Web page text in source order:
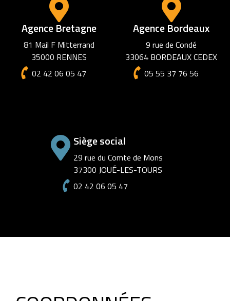
Agence Bretagne
81 Mail F Mitterrand
35000 RENNES
02 42 06 05 47
Agence Bordeaux
9 rue de Condé
33064 BORDEAUX CEDEX
05 55 37 76 56
Siège social
29 rue du Comte de Mons
37300 JOUÉ-LES-TOURS
02 42 06 05 47